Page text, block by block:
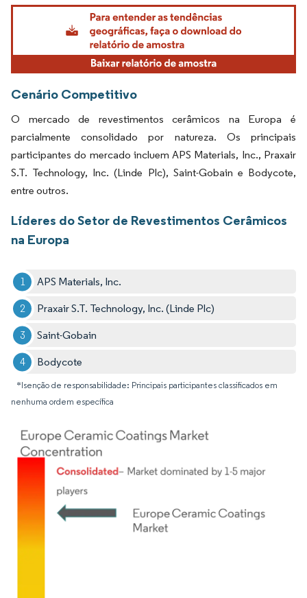
Imagem © Mordor Intelligence. O reuso requer atribuição conforme CC BY 4.0.
Cenário Competitivo
O mercado de revestimentos cerâmicos na Europa é
parcialmente consolidado por natureza. Os principais
participantes do mercado incluem APS Materials, Inc., Praxair
S.T. Technology, Inc. (Linde Plc), Saint-Gobain e Bodycote,
entre outros.
Líderes do Setor de Revestimentos Cerâmicos
na Europa
APS Materials, Inc.
Praxair S.T. Technology, Inc. (Linde Plc)
Saint-Gobain
Bodycote
*Isenção de responsabilidade: Principais participantes classificados em
nenhuma ordem específica